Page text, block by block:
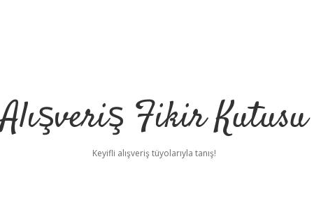
Alışveriş Fikir Kutusu
Keyifli alışveriş tüyolarıyla tanış!